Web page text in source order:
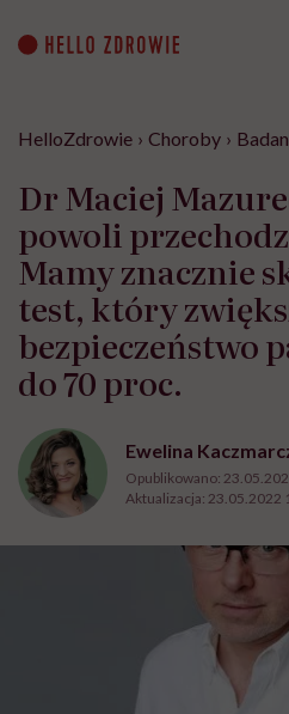
content
HelloZdrowie › Choroby ›
Dr Maciej
powoli
Mamy znacznie
test, który
bezpieczeństwo
do 70 proc.
Ewelina
Opublikowano:
Aktualizacja: 23.05.2022